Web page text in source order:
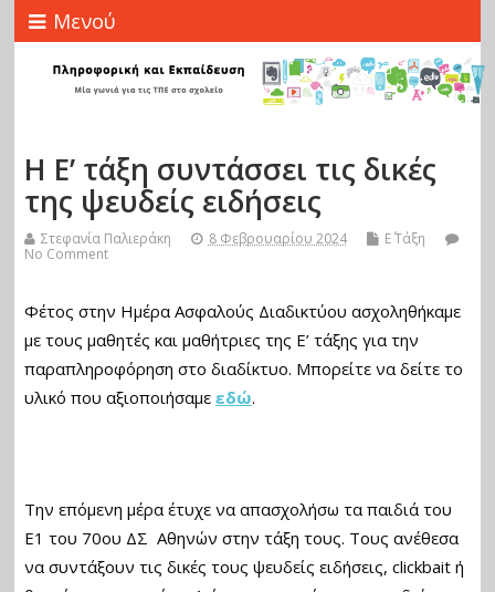
Μενού
Η Ε’ τάξη συντάσσει τις δικές
της ψευδείς ειδήσεις
Στεφανία Παλιεράκη 8 Φεβρουαρίου 2024
Ε΄ Τάξη
No Comment
Φέτος στην Ημέρα Ασφαλούς Διαδικτύου ασχοληθήκαμε
με τους μαθητές και μαθήτριες της Ε’ τάξης για την
παραπληροφόρηση στο διαδίκτυο. Μπορείτε να δείτε το
υλικό που αξιοποιήσαμε εδώ.
Την επόμενη μέρα έτυχε να απασχολήσω τα παιδιά του
Ε1 του 70ου ΔΣ Αθηνών στην τάξη τους. Τους ανέθεσα
να συντάξουν τις δικές τους ψευδείς ειδήσεις, clickbait ή